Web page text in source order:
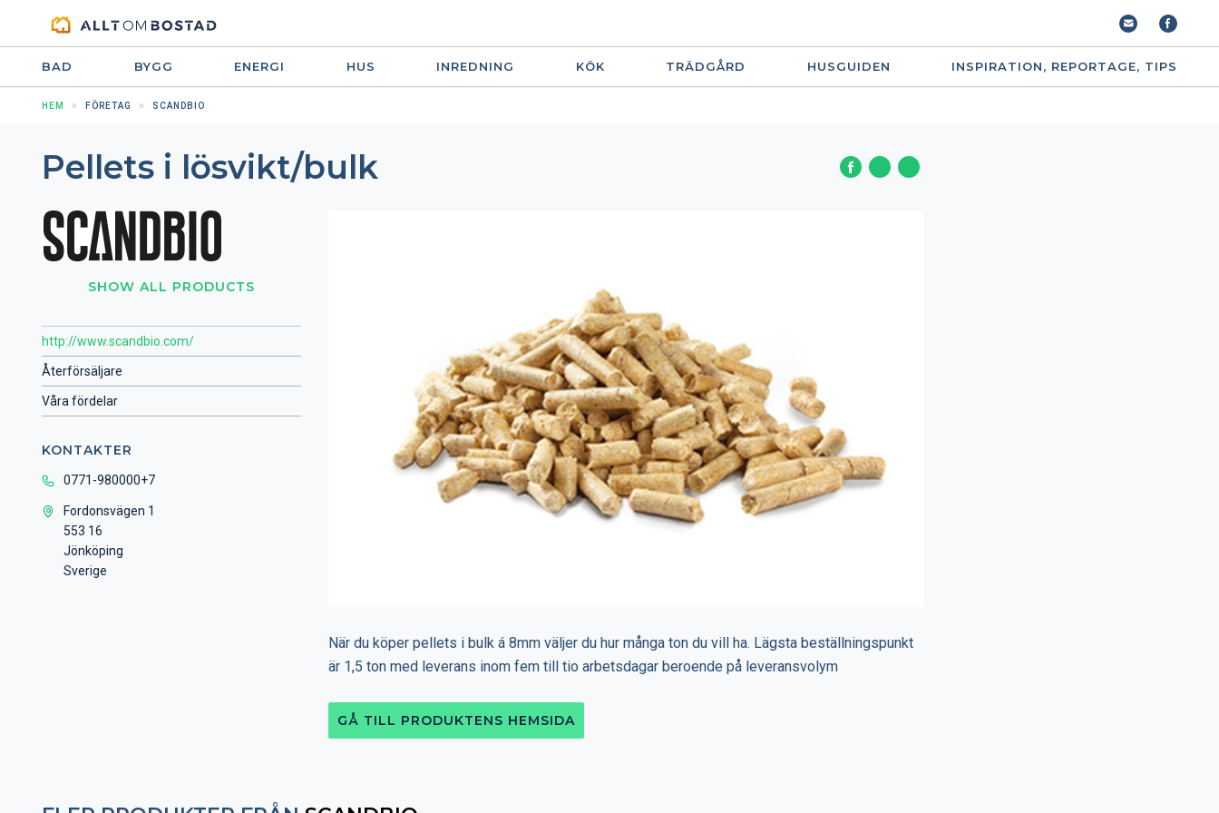
BAD BYGG ENERGI HUS INREDNING KÖK TRÄDGÅRD HUSGUIDEN INSPIRATION, REPORTAGE, TIPS
HEM FÖRETAG SCANDBIO
Pellets i lösvikt/bulk
SHOW ALL PRODUCTS
http://www.scandbio.com/
Återförsäljare
Våra fördelar
KONTAKTER
0771-980000+7
Fordonsvägen 1
553 16
Jönköping
Sverige
När du köper pellets i bulk á 8mm väljer du hur många ton du vill ha. Lägsta beställningspunkt
är 1,5 ton med leverans inom fem till tio arbetsdagar beroende på leveransvolym
GÅ TILL PRODUKTENS HEMSIDA